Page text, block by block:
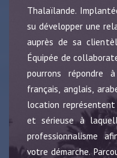
Thalaïlande.
su développer une
auprès de sa
Équipée de
pourrons
français, anglais,
location
et sérieuse à
professionnalisme
votre démarche.